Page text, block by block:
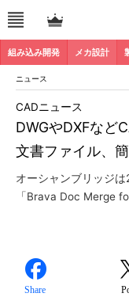
組み込み開発 メカ設計
ニュース
DWGやDXFなど
文書ファイル、
CADニュース
オーシャンブリッジ
「Brava Doc Merge
Share